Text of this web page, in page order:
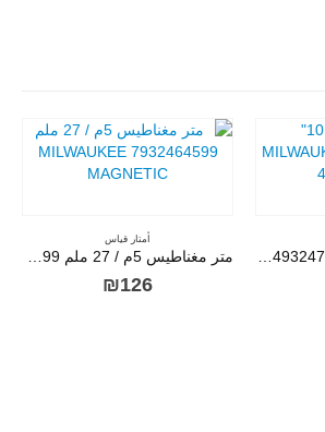
زرادية كبس 10″ MILWAUKEE TORQUELOCK 4932471726
أمتار قياس
متر مغناطيس 5م / 27 ملم 7932464599 MILWAUKEE MAGNETIC
₪126